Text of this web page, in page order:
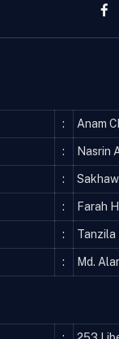
: Anam
: Nasrin
:
: Farah
: Tanzila
: Md.